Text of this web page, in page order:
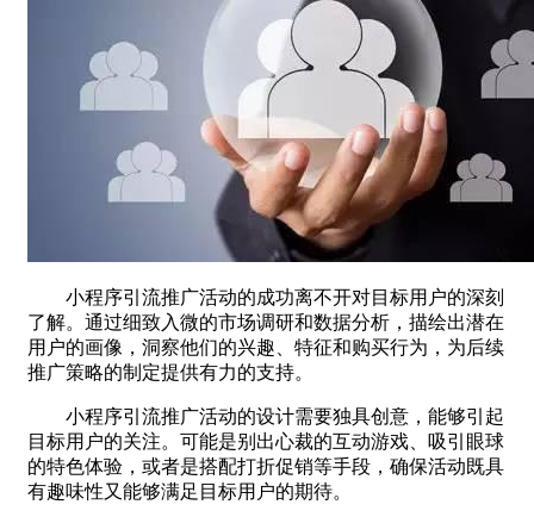
小程序引流推广活动的成功离不开对目标用户的深刻
了解。通过细致入微的市场调研和数据分析，描绘出潜在
用户的画像，洞察他们的兴趣、特征和购买行为，为后续
推广策略的制定提供有力的支持。
小程序引流推广活动的设计需要独具创意，能够引起
目标用户的关注。可能是别出心裁的互动游戏、吸引眼球
的特色体验，或者是搭配打折促销等手段，确保活动既具
有趣味性又能够满足目标用户的期待。